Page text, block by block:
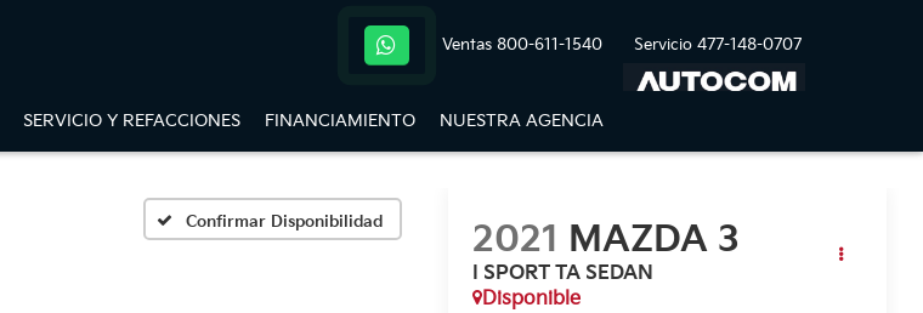
Ventas 800-611-1540 Servicio 477-148-0707
SERVICIO Y REFACCIONES FINANCIAMIENTO NUESTRA AGENCIA
Confirmar Disponibilidad
2021 MAZDA 3
I SPORT TA SEDAN
Disponible